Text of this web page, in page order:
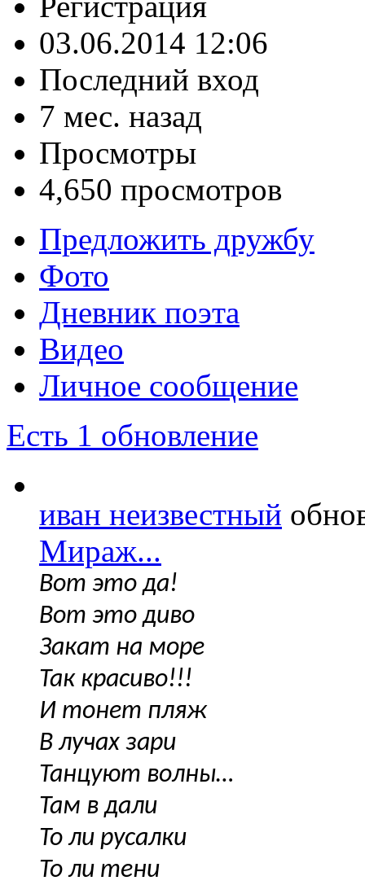
03.06.2014 12:06
Последний вход
7 мес. назад
Просмотры
4,650 просмотров
Предложить дружбу
Фото
Дневник поэта
Видео
Личное сообщение
Есть 1 обновление
иван неизвестный
Мираж...
Вот это да!
Вот это диво
Закат на море
Так красиво!!!
И тонет пляж
В лучах зари
Танцуют волны…
Там в дали
То ли русалки
То ли тени